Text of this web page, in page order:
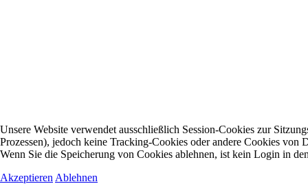
Unsere Website verwendet ausschließlich Session-Cookies zur
Prozessen), jedoch keine Tracking-Cookies oder andere Cookies von
Wenn Sie die Speicherung von Cookies ablehnen, ist kein Login in
Akzeptieren Ablehnen